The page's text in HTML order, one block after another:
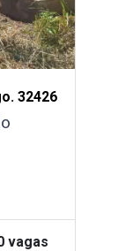
32426
vagas